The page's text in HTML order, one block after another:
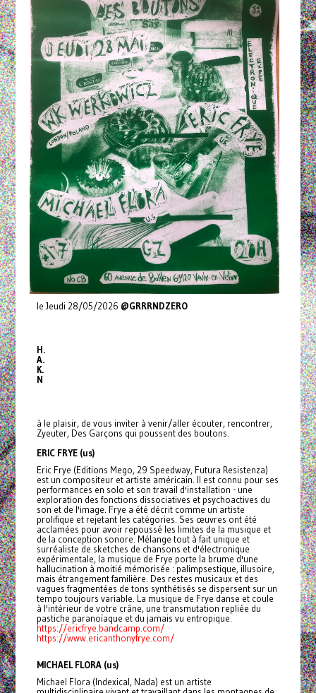
le Jeudi 28/05/2026 @GRRRNDZERO
H.
A.
K.
N
à le plaisir, de vous inviter à venir/aller écouter, rencontrer,
Zyeuter, Des Garçons qui poussent des boutons.
ERIC FRYE (us)
Eric Frye (Editions Mego, 29 Speedway, Futura Resistenza)
est un compositeur et artiste américain. Il est connu pour ses
performances en solo et son travail d'installation - une
exploration des fonctions dissociatives et psychoactives du
son et de l'image. Frye a été décrit comme un artiste
prolifique et rejetant les catégories. Ses œuvres ont été
acclamées pour avoir repoussé les limites de la musique et
de la conception sonore. Mélange tout à fait unique et
surréaliste de sketches de chansons et d'électronique
expérimentale, la musique de Frye porte la brume d'une
hallucination à moitié mémorisée : palimpsestique, illusoire,
mais étrangement familière. Des restes musicaux et des
vagues fragmentées de tons synthétisés se dispersent sur un
tempo toujours variable. La musique de Frye danse et coule
à l'intérieur de votre crâne, une transmutation repliée du
pastiche paranoïaque et du jamais vu entropique.
https://ericfrye.bandcamp.com/
https://www.ericanthonyfrye.com/
MICHAEL FLORA (us)
Michael Flora (Indexical, Nada) est un artiste